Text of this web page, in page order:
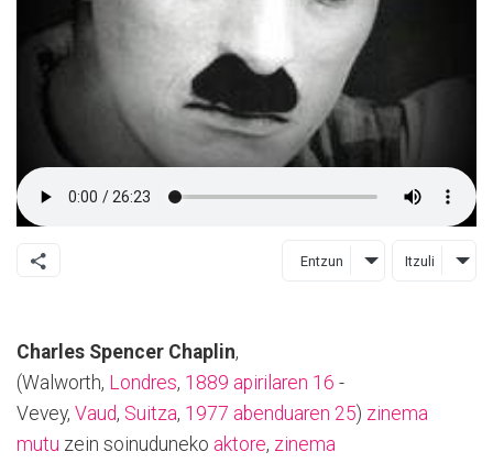
Entzun Itzuli
Charles Spencer Chaplin,
(Walworth, Londres, 1889 apirilaren 16 -
Vevey, Vaud, Suitza, 1977 abenduaren 25) zinema
mutu zein soinuduneko aktore, zinema